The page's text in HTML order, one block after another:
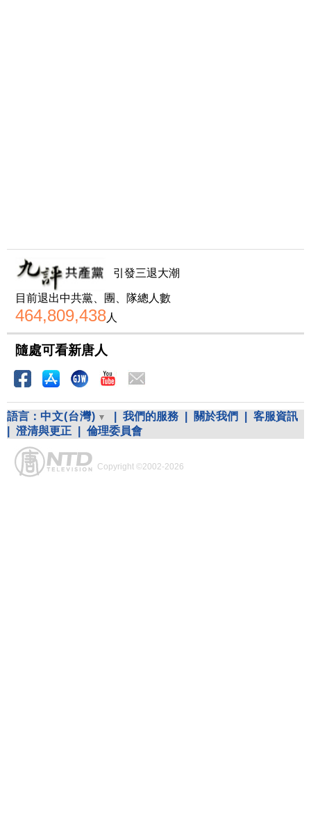
引發三退大潮
目前退出中共黨、團、隊總人數
464,809,438人
隨處可看新唐人
語言： 中文(台灣) 我們的服務 關於我們
客服資訊
澄清與更正 倫理委員會
Copyright ©2002-2026